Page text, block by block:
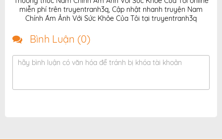
Chương 55
08/03/2026
Chương 54
08/03/2026
Chương 53
Chương 51
08/02/2026
miễn phí trên truyentranh3q, Cập nhật nhanh truyện Nam
Chính Ám Ảnh Với Sức Khỏe Của Tôi tại truyentranh3q
Bình Luận (0)
hãy bình luận có văn hóa để tránh bị khóa tài khoản